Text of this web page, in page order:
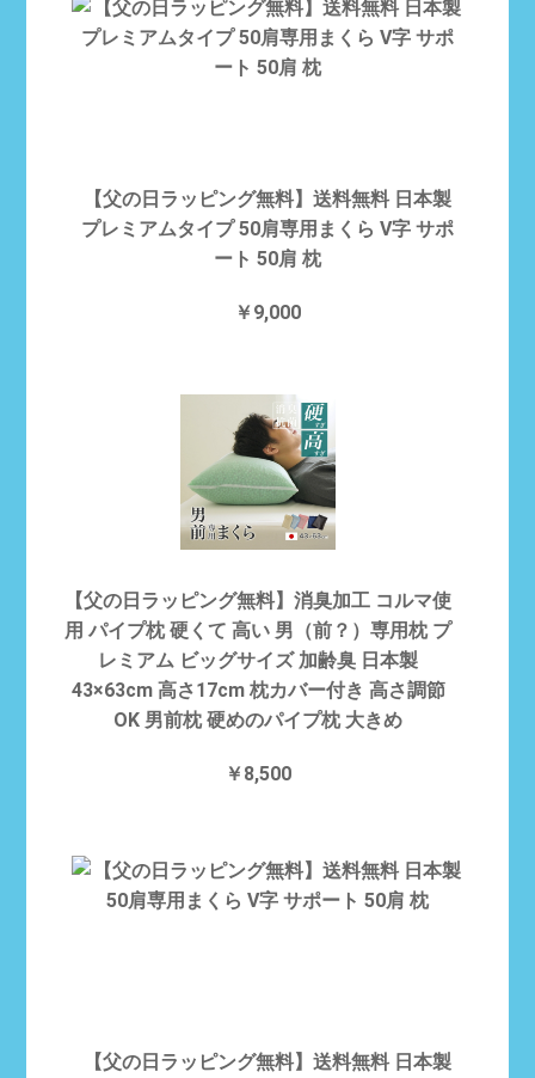
【父の日ラッピング無料】送料無料 日本製
プレミアムタイプ 50肩専用まくら V字 サポ
ート 50肩 枕
￥9,000
【父の日ラッピング無料】消臭加工 コルマ使
用 パイプ枕 硬くて 高い 男（前？）専用枕 プ
レミアム ビッグサイズ 加齢臭 日本製
43×63cm 高さ17cm 枕カバー付き 高さ調節
OK 男前枕 硬めのパイプ枕 大きめ
￥8,500
【父の日ラッピング無料】送料無料 日本製